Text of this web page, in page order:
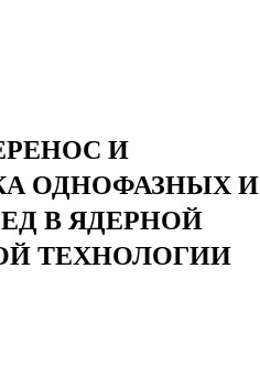
И
ОДНОФАЗНЫХ И
В ЯДЕРНОЙ
ТЕХНОЛОГИИ